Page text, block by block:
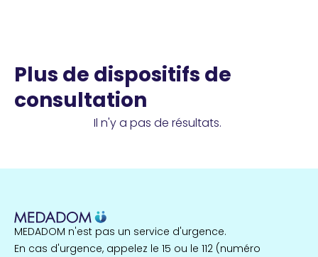
Plus de dispositifs de
consultation
Il n'y a pas de résultats.
MEDADOM n'est pas un service d'urgence.
En cas d'urgence, appelez le 15 ou le 112 (numéro